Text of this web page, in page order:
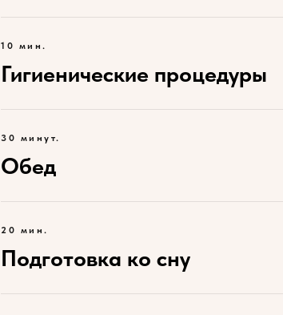
10 мин.
Гигиенические процедуры
30 минут.
Обед
20 мин.
Подготовка ко сну